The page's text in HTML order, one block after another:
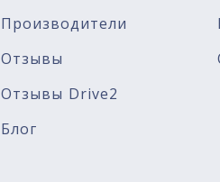
Производители
Отзывы
Отзывы Drive2
Блог